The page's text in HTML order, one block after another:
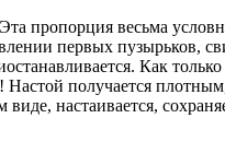
пропорция весьма
первых пузырьков,
Как
получается
настаивается,